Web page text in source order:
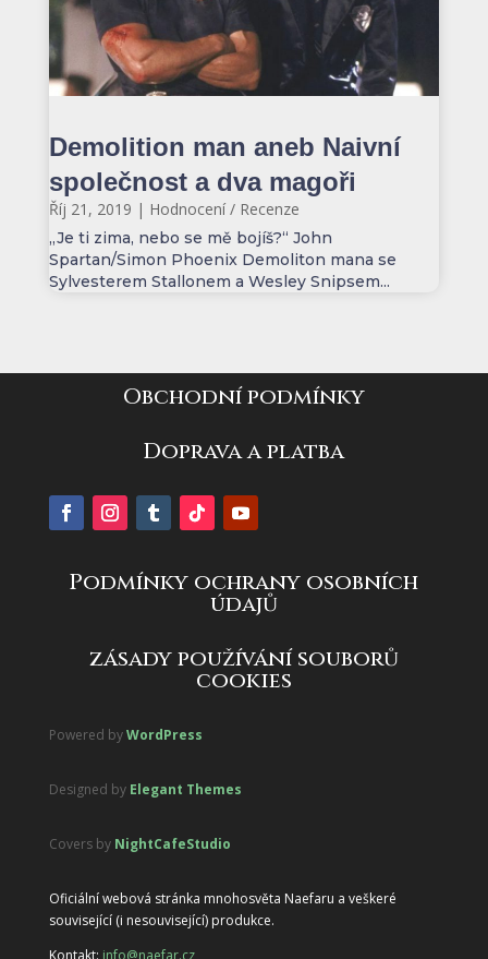
Demolition man aneb Naivní
společnost a dva magoři
Říj 21, 2019 | Hodnocení / Recenze
„Je ti zima, nebo se mě bojíš?“ John
Spartan/Simon Phoenix Demoliton mana se
Sylvesterem Stallonem a Wesley Snipsem...
Obchodní podmínky
Doprava a platba
Podmínky ochrany osobních
údajů
zásady používání souborů
cookies
Powered byWordPress
Designed by Elegant Themes
Covers by NightCafeStudio
Oficiální webová stránka mnohosvěta Naefaru a veškeré
související (i nesouvisející) produkce.